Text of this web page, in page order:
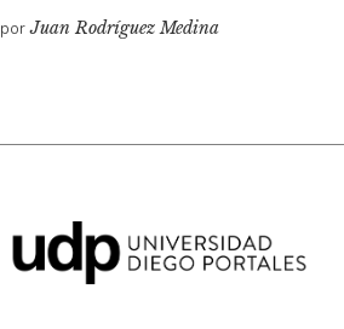
porJuan Rodríguez Medina